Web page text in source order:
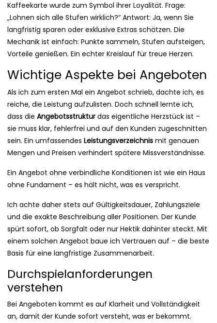
Kaffeekarte wurde zum Symbol ihrer Loyalität. Frage:
„Lohnen sich alle Stufen wirklich?“ Antwort: Ja, wenn Sie
langfristig sparen oder exklusive Extras schätzen. Die
Mechanik ist einfach: Punkte sammeln, Stufen aufsteigen,
Vorteile genießen. Ein echter Kreislauf für treue Herzen.
Wichtige Aspekte bei Angeboten
Als ich zum ersten Mal ein Angebot schrieb, dachte ich, es
reiche, die Leistung aufzulisten. Doch schnell lernte ich,
dass die Angebotsstrukturdas eigentliche Herzstück ist –
sie muss klar, fehlerfrei und auf den Kunden zugeschnitten
sein. Ein umfassendes Leistungsverzeichnis mit genauen
Mengen und Preisen verhindert spätere Missverständnisse.
Ein Angebot ohne verbindliche Konditionen ist wie ein Haus
ohne Fundament – es hält nicht, was es verspricht.
Ich achte daher stets auf Gültigkeitsdauer, Zahlungsziele
und die exakte Beschreibung aller Positionen. Der Kunde
spürt sofort, ob Sorgfalt oder nur Hektik dahinter steckt. Mit
einem solchen Angebot baue ich Vertrauen auf – die beste
Basis für eine langfristige Zusammenarbeit.
Durchspielanforderungen
verstehen
Bei Angeboten kommt es auf Klarheit und Vollständigkeit
an, damit der Kunde sofort versteht, was er bekommt.